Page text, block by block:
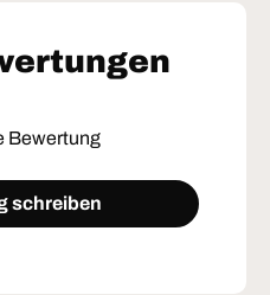
Bewertung
schreiben